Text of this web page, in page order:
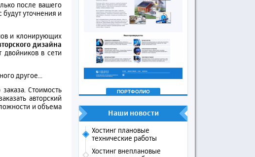
после вашего
уточнения и
и клонирующих
дизайна
двойников в сети
другое...
Стоимость
авторский
и объема
ПОРТФОЛИО
Наши новости
Хостинг плановые
технические работы
Хостинг внеплановые